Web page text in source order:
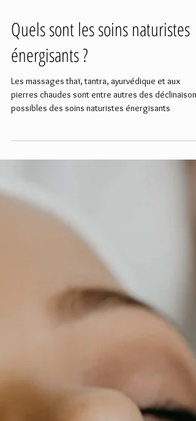
Quels sont les soins naturistes
énergisants ?
Les massages thaï, tantra, ayurvédique et aux
pierres chaudes sont entre autres des déclinaisons